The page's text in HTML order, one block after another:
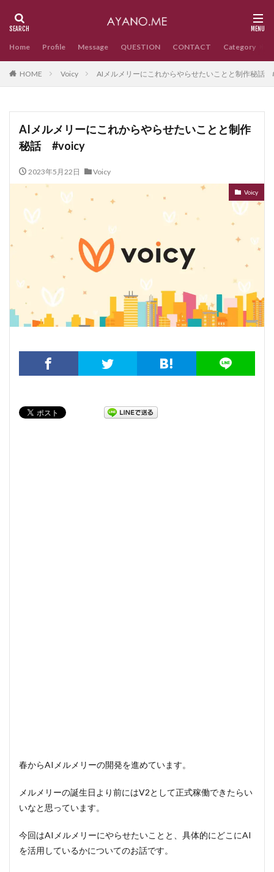
Home Profile Message QUESTION CONTACT Category
HOME Voicy AIメルメリーにこれからやらせたいことと制作秘話
AIメルメリーにこれからやらせたいことと制作
秘話 #voicy
2023年5月22日 Voicy
Voicy
春からAIメルメリーの開発を進めています。
メルメリーの誕生日より前にはV2として正式稼働できたらい
いなと思っています。
今回はAIメルメリーにやらせたいことと、具体的にどこにAI
を活用しているかについてのお話です。